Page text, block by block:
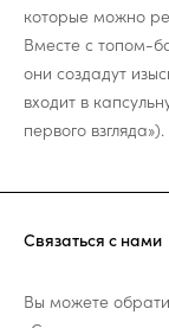
которые можно
Вместе с топом-
они создадут
входит в
первого взгляда»).
Связаться с нами
Вы можете